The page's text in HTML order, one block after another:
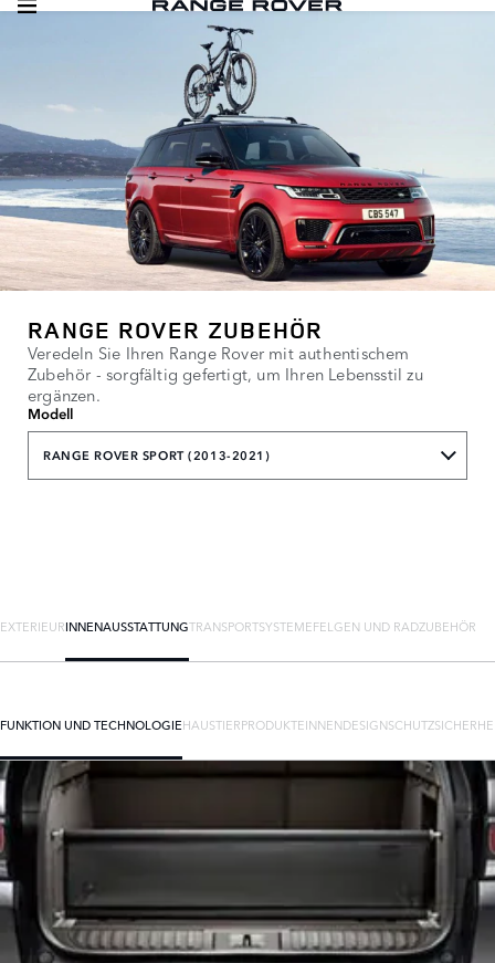
RANGE ROVER ZUBEHÖR
Veredeln Sie Ihren Range Rover mit authentischem
Zubehör - sorgfältig gefertigt, um Ihren Lebensstil zu
ergänzen.
Modell
RANGE ROVER SPORT (2013-2021)
EXTERIEURINNENAUSSTATTUNGTRANSPORTSYSTEMEFELGEN UND RADZUBEHÖR
FUNKTION UND TECHNOLOGIEHAUSTIERPRODUKTEINNENDESIGNSCHUTZ